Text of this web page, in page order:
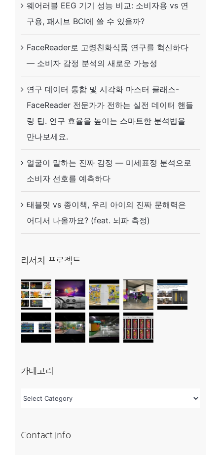
스
웨어러블 EEG 기기 성능 비교: 소비자용 vs 연
구용, 패시브 BCI에 쓸 수 있을까?
FaceReader로 고령친화식품 연구를 혁신하다
— 소비자 감정 분석의 새로운 가능성
연구 데이터 통합 및 시각화 마스터 클래스-
FaceReader 전문가가 전하는 실전 데이터 핸들
링 팁. 연구 효율을 높이는 스마트한 분석법을
만나보세요.
얼굴이 말하는 진짜 감정 — 미세표정 분석으로
소비자 선호를 예측하다
태블릿 vs 종이책, 우리 아이의 진짜 문해력은
어디서 나올까요? (feat. 뇌파 측정)
리서치 프로젝트
카테고리
카
Contact Info